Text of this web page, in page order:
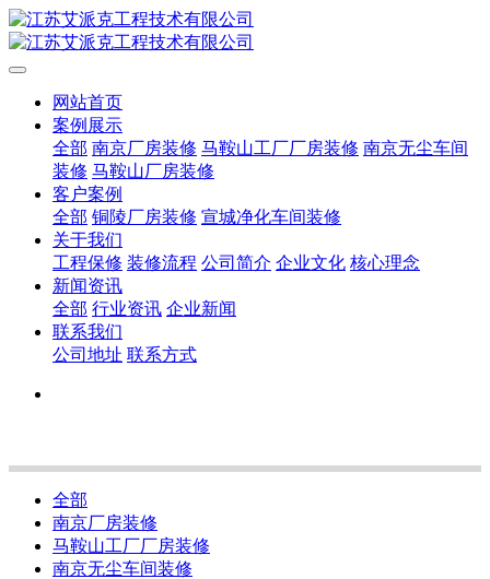
网站首页
案例展示
全部 南京厂房装修 马鞍山工厂厂房装修 南京无尘车间
装修 马鞍山厂房装修
客户案例
全部 铜陵厂房装修 宣城净化车间装修
关于我们
工程保修 装修流程 公司简介 企业文化 核心理念
新闻资讯
全部 行业资讯 企业新闻
联系我们
公司地址 联系方式
全部
南京厂房装修
马鞍山工厂厂房装修
南京无尘车间装修